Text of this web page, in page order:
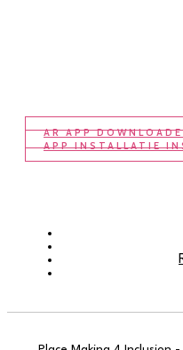
AR APP
APP INSTALLATIE